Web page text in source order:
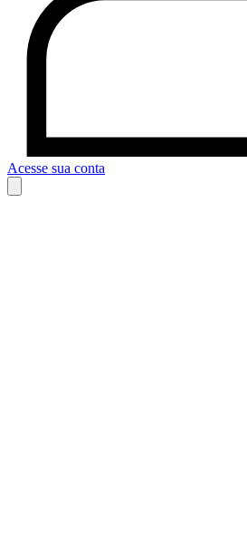
Acesse sua conta